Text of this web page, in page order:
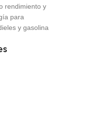
rendimiento y
para
y gasolina